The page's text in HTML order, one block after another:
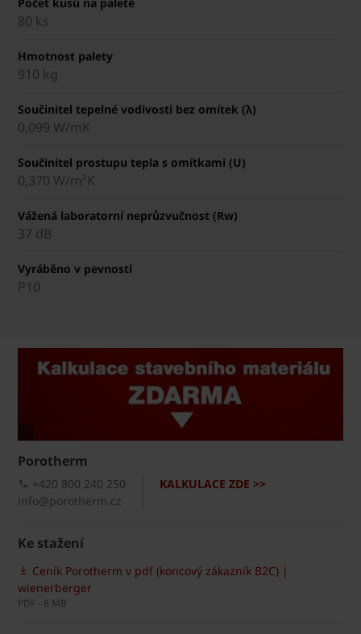
Počet kusů na paletě
80 ks
Hmotnost palety
910 kg
Součinitel tepelné vodivosti bez omítek (λ)
0,099 W/mK
Součinitel prostupu tepla s omítkami (U)
0,370 W/m²K
Vážená laboratorní neprůzvučnost (Rw)
37 dB
Vyráběno v pevnosti
P10
Porotherm
KALKULACE ZDE >>
+420 800 240 250
info@porotherm.cz
Ke stažení
Ceník Porotherm v pdf (koncový zákazník B2C) |
wienerberger
PDF - 8 MB